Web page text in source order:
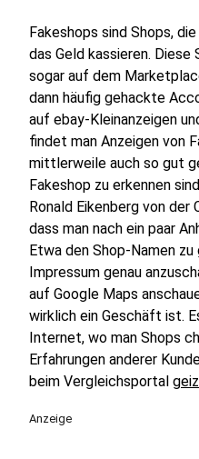
Fakeshops sind Shops,
das Geld kassieren.
sogar auf dem
dann häufig gehackte
auf ebay-Kleinanzeigen
findet man Anzeigen von
mittlerweile auch so gut
Fakeshop zu erkennen
Ronald Eikenberg von
dass man nach ein paar
Etwa den Shop-Namen zu
Impressum genau
auf Google Maps
wirklich ein Geschäft ist.
Internet, wo man Shops
Erfahrungen anderer
beim Vergleichsportal
Anzeige